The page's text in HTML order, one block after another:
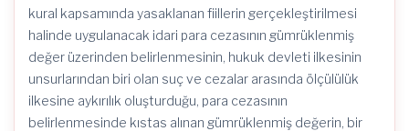
kural kapsamında yasaklanan fiillerin gerçekleştirilmesi
halinde uygulanacak idari para cezasının gümrüklenmiş
değer üzerinden belirlenmesinin, hukuk devleti ilkesinin
unsurlarından biri olan suç ve cezalar arasında ölçülülük
ilkesine aykırılık oluşturduğu, para cezasının
belirlenmesinde kıstas alınan gümrüklenmiş değerin, bir